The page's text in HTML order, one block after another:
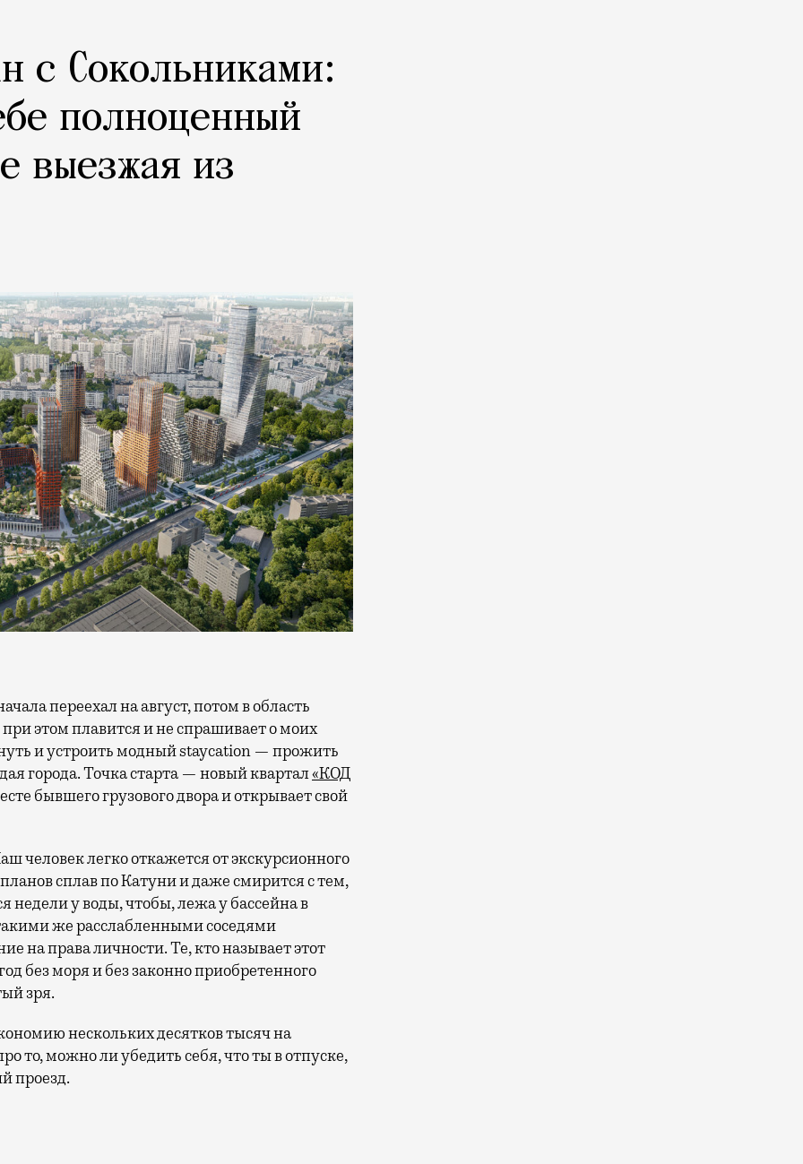
с Сокольниками:
полноценный
выезжая из
этом плавится и не спрашивает о моих
и устроить модный staycation — прожить
города. Точка старта — новый квартал«КОД
бывшего грузового двора и открывает свой
легко откажется от экскурсионного
сплав по Катуни и даже смирится с тем,
у воды, чтобы, лежа у бассейна в
же расслабленными соседями
на права личности. Те, кто называет этот
без моря и без законно приобретенного
зря.
нескольких десятков тысяч на
то, можно ли убедить себя, что ты в отпуске,
проезд.